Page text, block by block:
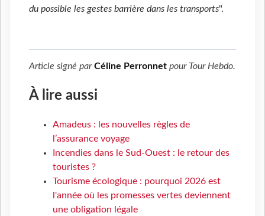
du possible les gestes barrière dans les transports".
Article signé parCéline Perronnet pour Tour Hebdo.
À lire aussi
Amadeus : les nouvelles règles de
l’assurance voyage
Incendies dans le Sud-Ouest : le retour des
touristes ?
Tourisme écologique : pourquoi 2026 est
l'année où les promesses vertes deviennent
une obligation légale